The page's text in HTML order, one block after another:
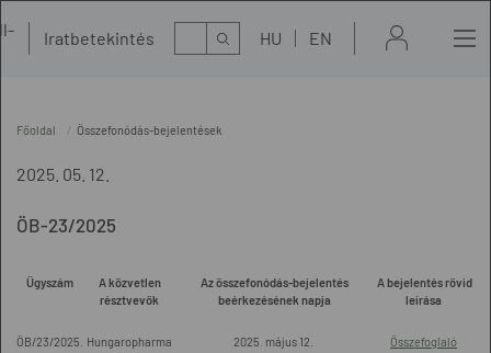
Iratbetekintés Kereső HU EN
Főoldal Összefonódás-bejelentések
2025. 05. 12.
ÖB-23/2025
Ügyszám
A közvetlen
résztvevők
Az összefonódás-bejelentés
beérkezésének napja
A bejelentés rövid
leírása
ÖB/23/2025.
Hungaropharma
2025. május 12. Összefoglaló